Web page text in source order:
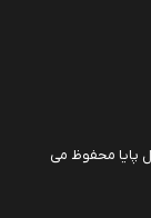
پایا محفوظ می